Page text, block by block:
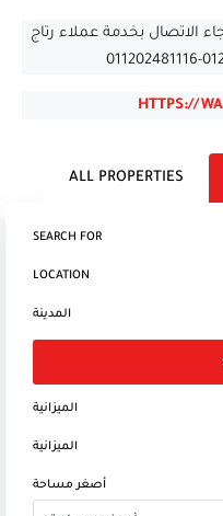
الاتصال بخدمة عملاء رتاج
HTTPS://
ALL PROPERTIES
SEARCH FOR
LOCATION
المدينة
الميزانية
الميزانية
أصغر مساحة